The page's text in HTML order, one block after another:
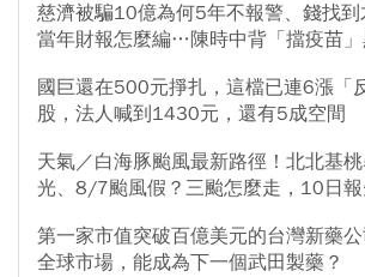
慈濟被騙10億為何5年不報警、錢找到
當年財報怎麼編…陳時中背「擋疫苗
國巨還在500元掙扎，這檔已連6漲「
股，法人喊到1430元，還有5成空間
天氣／白海豚颱風最新路徑！北北基
光、8/7颱風假？三颱怎麼走，10日
第一家市值突破百億美元的台灣新藥
全球市場，能成為下一個武田製藥？